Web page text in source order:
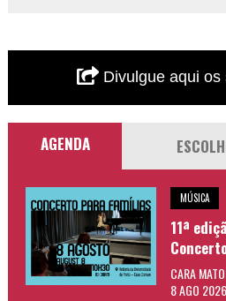
Divulgue aqui os
AGENDA
MÚSICA
11ª
CARA
8 AGO